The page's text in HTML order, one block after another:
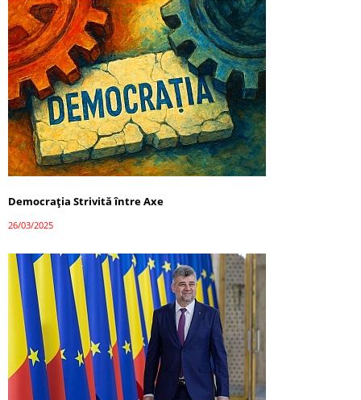
Democrația Strivită între Axe
26/03/2025